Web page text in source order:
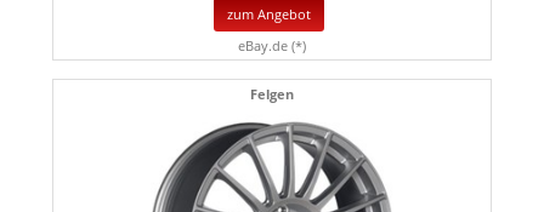
zum Angebot
eBay.de (*)
Felgen